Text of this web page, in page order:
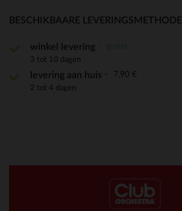
BESCHIKBAARE LEVERINGSMETHODE
winkel levering
3 tot 10 dagen
levering aan huis 7,90 €
2 tot 4 dagen